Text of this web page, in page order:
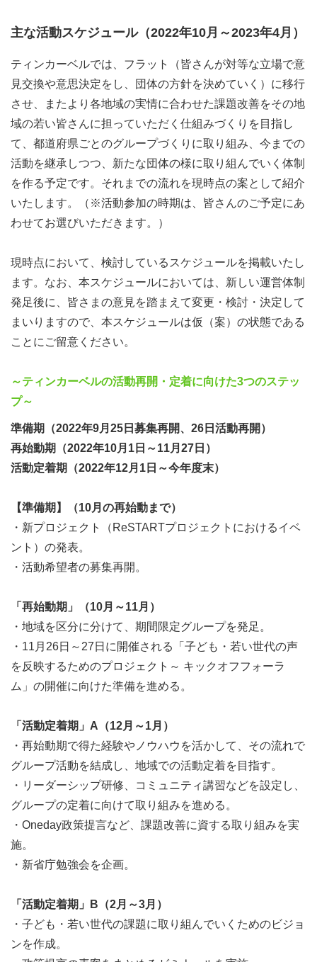
とを探して、皆さんと築いていきたいと思いますので、興
味がある方は是非ご参加されてみてください。
●活動イメージ
具体的な活動募集は随時、メールなどで行ってまいります
が、下記のような活動イメージをご想定ください。
例１）運営メンバーとして、組織運営や企画作りなどいろ
んなことに挑戦したい、リーダーシップを体験したい。
例２）勉強や部活、アルバイトが忙しいので時々できる範
例３）団体や集団での活動が苦手だけど、一人で黙々と自
宅などでできる活動をしてみたい。
例４）できることは限られているかもしれないけど、人の
役に立ちたい、誰かを支える活動がしてみたい。
例５）未来にも続く新しい仕組みづくりにチャレンジして
例６）SNSでの情報発信など、簡単なことで参加してみた
い。
例７）子どもや若い世代と関わる活動がしてみたい。
例８）夏休みや土日など、空いた日だけ活動をしてみた
い。
などなど、様々な願いや動機をもって活動に参加する方が
います。初めてボランティアに取り組む方や、一人で始め
てみる方も多くいるほか、ティンカーベルではボランティ
アさんの皆さんの意見が反映できるようにオープンでフラ
限りお応えしたいと思いますので、お気軽にお尋ねくださ
い。
「何か新しいことにチャレンジしてみたい」
「ボランティア体験をしてみたい」
「人の役に立ちたい」
「自分の経験や思いを活かしたい」
いずれかにピンときましたら、ぜひご応募いただいて活動
に参加してみてください！
お一人でも、お友達とでも、お気軽に、そしてご遠慮な
く、ご活躍できる場にしていただけると幸いです。
・子ども・若い世代の声を反映する活動では、きっと最先
端、先駆けとしての活動展開をしてまいります。
・子どもの権利条約の批准以降の30年近くの間、なかなか
主な活動スケジュール（2022年10月～2023年4月）
ティンカーベルでは、フラット（皆さんが対等な立場で意
見交換や意思決定をし、団体の方針を決めていく）に移行
させ、またより各地域の実情に合わせた課題改善をその地
域の若い皆さんに担っていただく仕組みづくりを目指し
て、都道府県ごとのグループづくりに取り組み、今までの
活動を継承しつつ、新たな団体の様に取り組んでいく体制
を作る予定です。それまでの流れを現時点の案として紹介
いたします。（※活動参加の時期は、皆さんのご予定にあ
わせてお選びいただきます。）
現時点において、検討しているスケジュールを掲載いたし
ます。なお、本スケジュールにおいては、新しい運営体制
発足後に、皆さまの意見を踏まえて変更・検討・決定して
まいりますので、本スケジュールは仮（案）の状態である
ことにご留意ください。
～ティンカーベルの活動再開・定着に向けた3つのステッ
プ～
準備期（2022年9月25日募集再開、26日活動再開）
再始動期（2022年10月1日～11月27日）
活動定着期（2022年12月1日～今年度末）
【準備期】（10月の再始動まで）
・新プロジェクト（ReSTARTプロジェクトにおけるイベ
ント）の発表。
・活動希望者の募集再開。
「再始動期」（10月～11月）
・地域を区分に分けて、期間限定グループを発足。
・11月26日～27日に開催される「子ども・若い世代の声
を反映するためのプロジェクト～ キックオフフォーラ
ム」の開催に向けた準備を進める。
「活動定着期」A（12月～1月）
・再始動期で得た経験やノウハウを活かして、その流れで
グループ活動を結成し、地域での活動定着を目指す。
・リーダーシップ研修、コミュニティ講習などを設定し、
グループの定着に向けて取り組みを進める。
・Oneday政策提言など、課題改善に資する取り組みを実
施。
・新省庁勉強会を企画。
「活動定着期」B（2月～3月）
・子ども・若い世代の課題に取り組んでいくためのビジョ
ンを作成。